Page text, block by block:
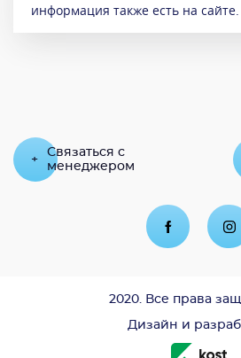
информация также есть на сайте.
+
Связаться с
менеджером
Дизайн и